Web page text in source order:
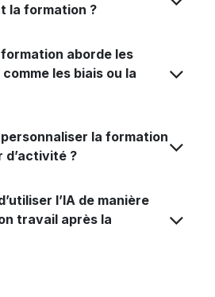
la formation ?
aborde les
les biais ou la
la formation
d’activité ?
l’IA de manière
travail après la